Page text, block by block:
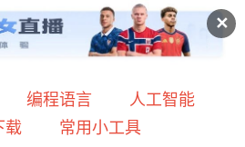
✕
编程语言
人工智能
载
常用小工具